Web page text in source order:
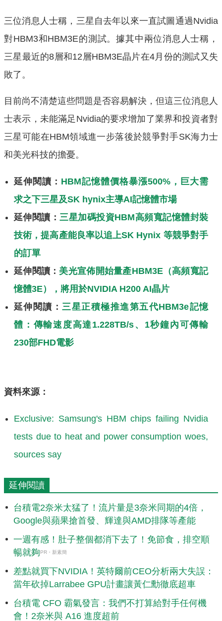
三位消息人士稱，三星自去年以來一直試圖通過Nvidia
對HBM3和HBM3E的測試。據其中兩位消息人士稱，
三星最近的8層和12層HBM3E晶片在4月份的測試又失
敗了。
目前尚不清楚這些問題是否容易解決，但這三位消息人
士表示，未能滿足Nvidia的要求增加了業界和投資者對
三星可能在HBM領域進一步落後於競爭對手SK海力士
和美光科技的擔憂。
延伸閱讀： HBM記憶體價格暴漲500%，巨大需
求之下三星及SK hynix主導AI記憶體市場
延伸閱讀： 三星加碼投資HBM高頻寬記憶體封裝
技術，提高產能良率以追上SK Hynix 等競爭對手
的訂單
延伸閱讀： 美光宣佈開始量產HBM3E（高頻寬記
憶體3E），將用於NVIDIA H200 AI晶片
延伸閱讀： 三星正積極推進第五代HBM3e記憶
體：傳輸速度高達1.228TB/s、1秒鐘內可傳輸
230部FHD電影
資料來源：
Exclusive: Samsung's HBM chips failing Nvidia
tests due to heat and power consumption woes,
sources say
延伸閱讀
台積電2奈米太猛了！流片量是3奈米同期的4倍，
Google與蘋果搶首發、輝達與AMD排隊等產能
一週有感！肚子整個都消下去了！免節食，排空順
暢就夠PR・新素簡
差點就買下NVIDIA！英特爾前CEO分析兩大失誤：
當年砍掉Larrabee GPU計畫讓黃仁勳徹底超車
台積電 CFO 霸氣發言：我們不打算給對手任何機
會！2奈米與 A16 進度超前